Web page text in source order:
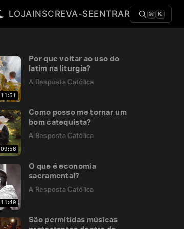
LOJAINSCREVA-SEENTRAR ⌘ K
11:51
Por que voltar ao uso do
latim na liturgia?
A Resposta Católica
09:58
Como posso me tornar um
bom catequista?
A Resposta Católica
11:49
O que é economia
sacramental?
A Resposta Católica
São permitidas músicas